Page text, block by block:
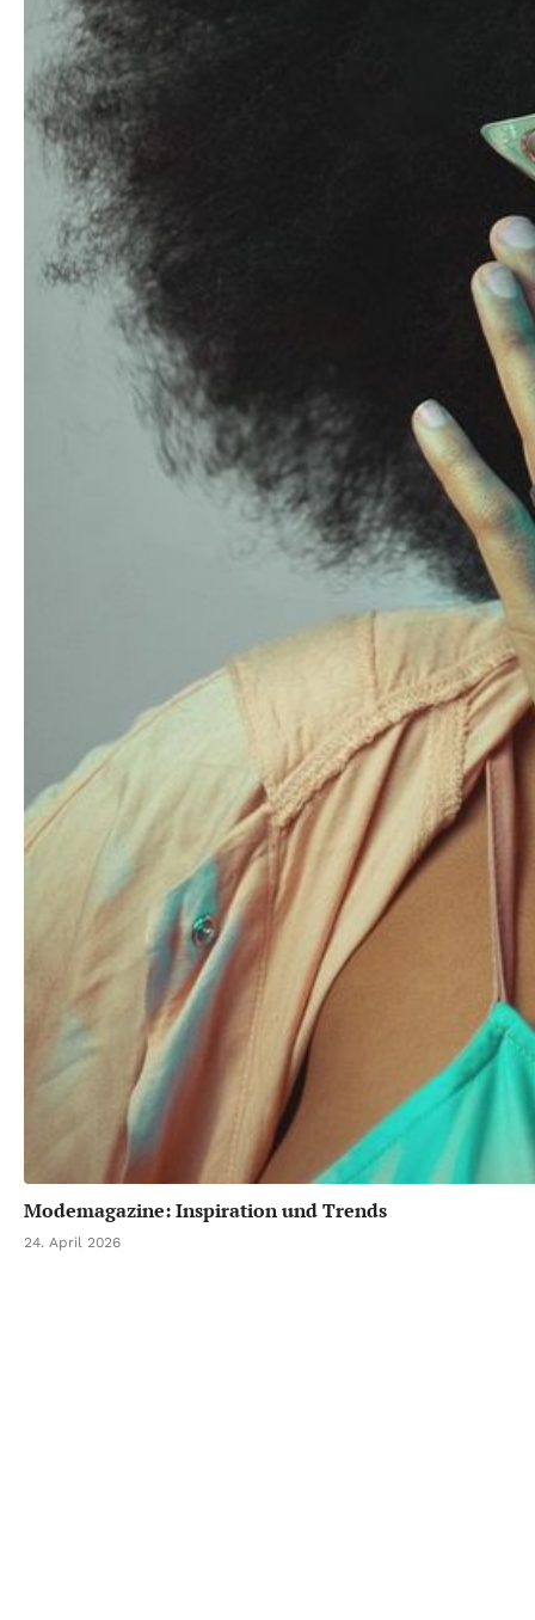
Modemagazine: Inspiration und Trends
24. April 2026